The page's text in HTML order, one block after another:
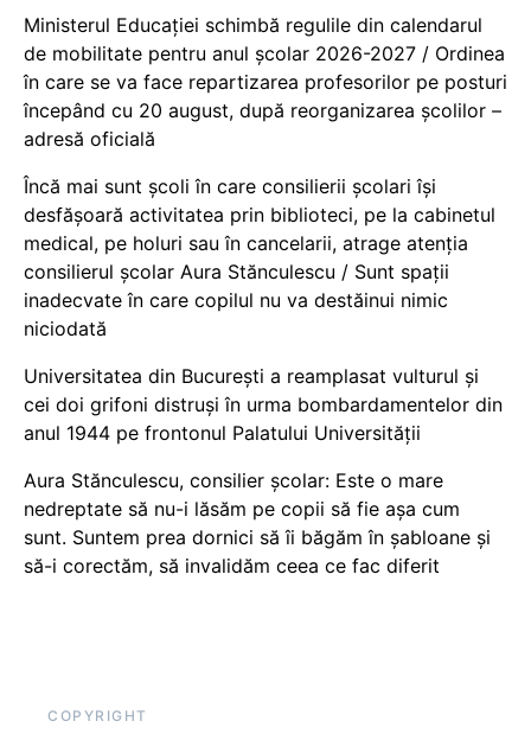
Ministerul Educației schimbă regulile din calendarul
de mobilitate pentru anul școlar 2026-2027 / Ordinea
în care se va face repartizarea profesorilor pe posturi
începând cu 20 august, după reorganizarea școlilor –
adresă oficială
Încă mai sunt școli în care consilierii școlari își
desfășoară activitatea prin biblioteci, pe la cabinetul
medical, pe holuri sau în cancelarii, atrage atenția
consilierul școlar Aura Stănculescu / Sunt spații
inadecvate în care copilul nu va destăinui nimic
niciodată
Universitatea din București a reamplasat vulturul și
cei doi grifoni distruși în urma bombardamentelor din
anul 1944 pe frontonul Palatului Universității
Aura Stănculescu, consilier școlar: Este o mare
nedreptate să nu-i lăsăm pe copii să fie așa cum
sunt. Suntem prea dornici să îi băgăm în șabloane și
să-i corectăm, să invalidăm ceea ce fac diferit
COPYRIGHT